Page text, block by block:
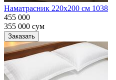
Наматрасник 220х200 см 1038
455 000
355 000 сум
Заказать